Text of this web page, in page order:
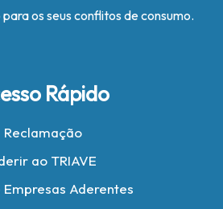
os seus conflitos de consumo.
Rápido
Reclamação
ao TRIAVE
Empresas Aderentes